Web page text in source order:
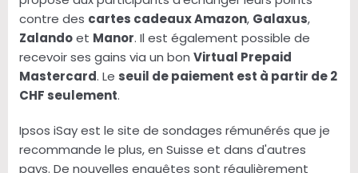
contre des cartes cadeaux Amazon, Galaxus,
Zalandoet Manor. Il est également possible de
recevoir ses gains via un bon Virtual Prepaid
Mastercard. Le seuil de paiement est à partir de 2
CHF seulement.
Ipsos iSay est le site de sondages rémunérés que je
recommande le plus, en Suisse et dans d'autres
pays. De nouvelles enquêtes sont régulièrement